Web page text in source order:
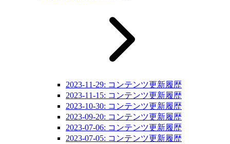
2023-11-29: コンテンツ更新履歴
2023-11-15: コンテンツ更新履歴
2023-10-30: コンテンツ更新履歴
2023-09-20: コンテンツ更新履歴
2023-07-06: コンテンツ更新履歴
2023-07-05: コンテンツ更新履歴